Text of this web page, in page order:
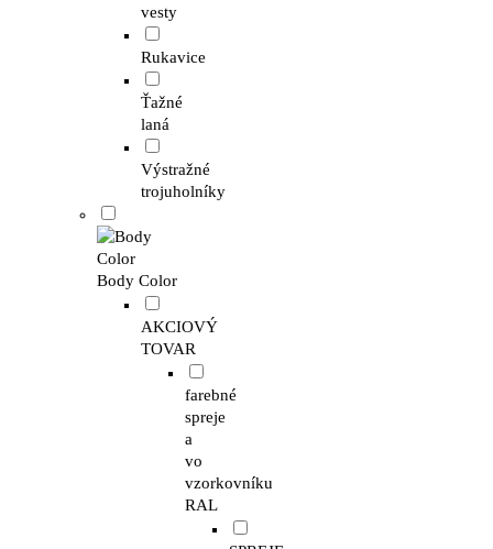
vesty
Rukavice
Ťažné
laná
Výstražné
trojuholníky
Body Color
AKCIOVÝ
TOVAR
farebné
spreje
a
vo
vzorkovníku
RAL